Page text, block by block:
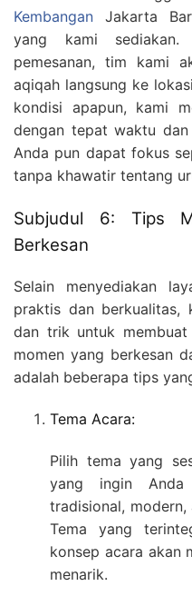
Kembangan Jakarta
yang kami sediakan.
pemesanan, tim kami
aqiqah langsung ke
kondisi apapun, kami
dengan tepat waktu
Anda pun dapat fokus
tanpa khawatir tentang
Subjudul 6: Tips
Berkesan
Selain menyediakan
praktis dan
dan trik untuk
momen yang berkesan
adalah beberapa tips
Tema Acara:
Pilih tema yang
yang ingin Anda
tradisional,
Tema yang
konsep acara akan
menarik.